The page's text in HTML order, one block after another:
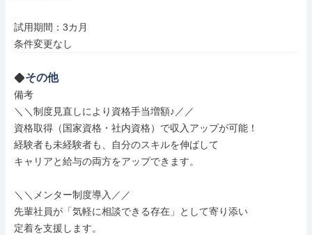
試用期間：3カ月
条件変更なし
その他
備考
＼＼制度見直しにより資格手当増額♪／／
資格取得（国家資格・社内資格）で収入アップが可能！
経験者も未経験者も、自分のスキルを伸ばして
キャリアと給与の両方をアップできます。
＼＼メンター制度導入／／
先輩社員が「気軽に相談できる存在」として寄り添い
定着を支援します。